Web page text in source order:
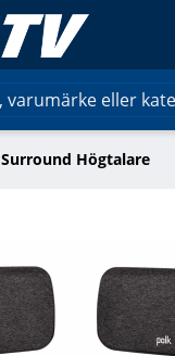
Surround Högtalare